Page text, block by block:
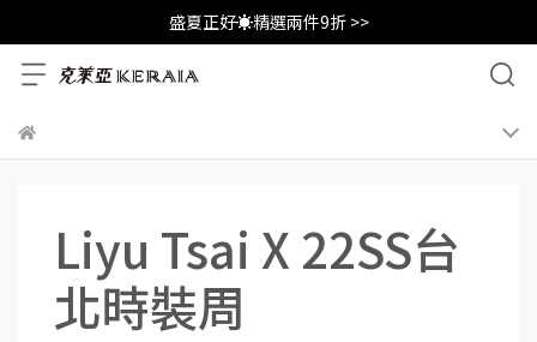
盛夏正好☀️精選兩件9折 >>
Liyu Tsai X 22SS台
北時裝周